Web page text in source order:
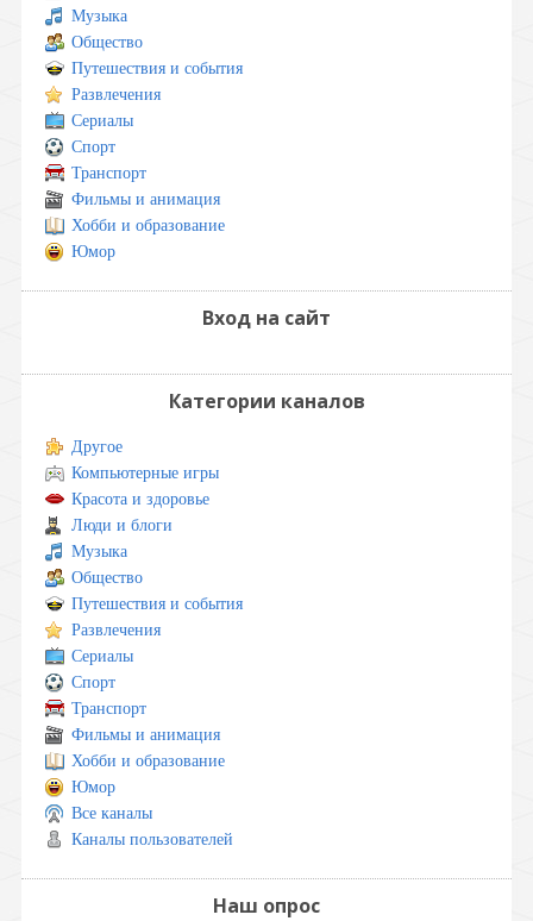
Музыка
Общество
Путешествия и события
Развлечения
Сериалы
Спорт
Транспорт
Фильмы и анимация
Хобби и образование
Юмор
Вход на сайт
Категории каналов
Другое
Компьютерные игры
Красота и здоровье
Люди и блоги
Музыка
Общество
Путешествия и события
Развлечения
Сериалы
Спорт
Транспорт
Фильмы и анимация
Хобби и образование
Юмор
Все каналы
Каналы пользователей
Наш опрос